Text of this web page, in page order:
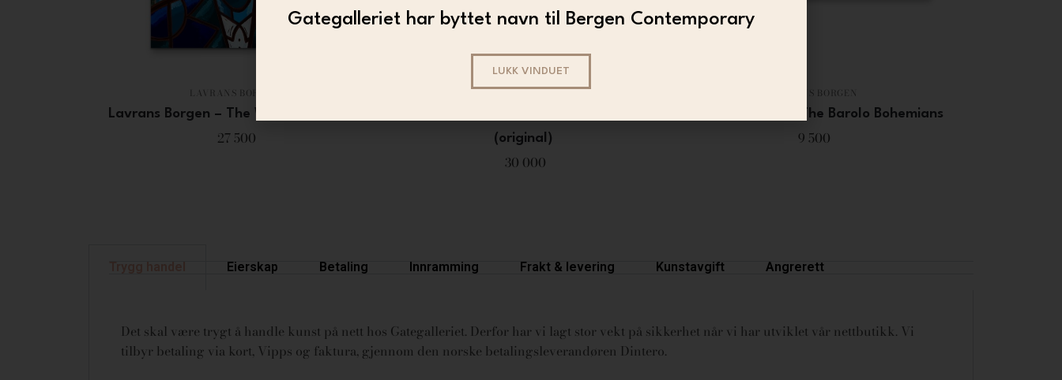
LAVRANS BORGEN
Lavrans Borgen – The Waiter (original)
27 500
LAVRANS BORGEN
(original)
30 000
LAVRANS BORGEN
Lavrans Borgen – The Barolo Bohemians
9 500
Eierskap Betaling Innramming Frakt & levering Kunstavgift Angrerett
Det skal være trygt å handle kunst på nett hos Gategalleriet. Derfor har vi lagt stor vekt på sikkerhet når vi har utviklet vår nettbutikk. Vi
tilbyr betaling via kort, Vipps og faktura, gjennom den norske betalingsleverandøren Dintero.
Gategalleriet har byttet navn til Bergen Contemporary
LUKK VINDUET